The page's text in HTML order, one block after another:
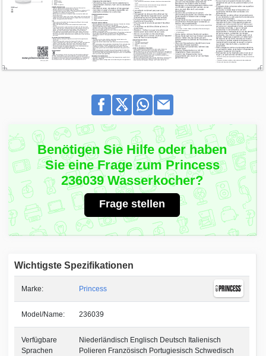
Benötigen Sie Hilfe oder haben
Sie eine Frage zum Princess
236039 Wasserkocher?
Frage stellen
Wichtigste Spezifikationen
Marke: Princess
Model/Name: 236039
Verfügbare
Sprachen
Niederländisch Englisch Deutsch Italienisch
Polieren Französisch Portugiesisch Schwedisch